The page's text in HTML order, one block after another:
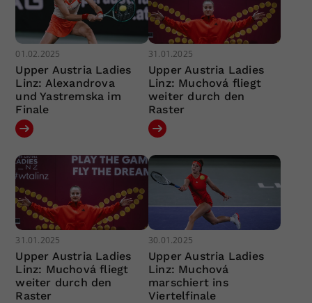
01.02.2025
Upper Austria Ladies
Linz: Alexandrova
und Yastremska im
Finale
31.01.2025
Upper Austria Ladies
Linz: Muchová fliegt
weiter durch den
Raster
31.01.2025
Upper Austria Ladies
Linz: Muchová fliegt
weiter durch den
Raster
30.01.2025
Upper Austria Ladies
Linz: Muchová
marschiert ins
Viertelfinale